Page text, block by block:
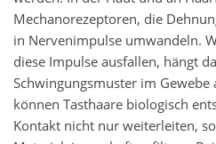
Mechanorezeptoren, die
in Nervenimpulse umwandeln.
diese Impulse ausfallen, hängt
Schwingungsmuster im
können Tasthaare biologisch
Kontakt nicht nur weiterleiten,